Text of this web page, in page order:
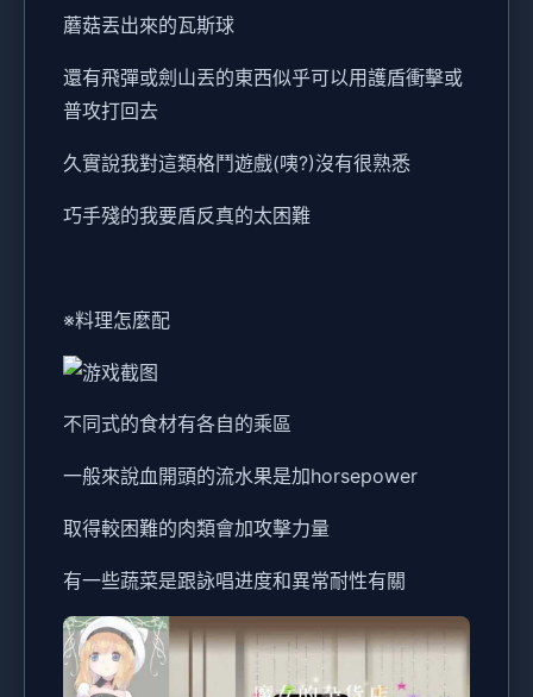
蘑菇丟出來的瓦斯球
還有飛彈或劍山丟的東西似乎可以用護盾衝擊或
普攻打回去
久實說我對這類格鬥遊戲(咦?)沒有很熟悉
巧手殘的我要盾反真的太困難
※料理怎麼配
不同式的食材有各自的乘區
一般來說血開頭的流水果是加horsepower
取得較困難的肉類會加攻擊力量
有一些蔬菜是跟詠唱进度和異常耐性有關